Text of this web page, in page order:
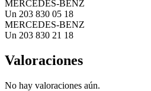
MERCEDES-BENZ
Un 203 830 05 18
MERCEDES-BENZ
Un 203 830 21 18
Valoraciones
No hay valoraciones aún.